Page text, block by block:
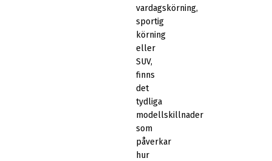
vardagskörning,
sportig
körning
eller
SUV,
finns
det
tydliga
modellskillnader
som
påverkar
hur